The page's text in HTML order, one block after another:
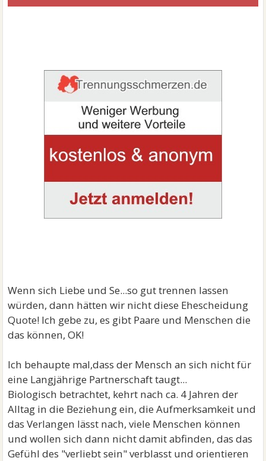
Wenn sich Liebe und Se...so gut trennen lassen
würden, dann hätten wir nicht diese Ehescheidung
Quote! Ich gebe zu, es gibt Paare und Menschen die
das können, OK!
Ich behaupte mal,dass der Mensch an sich nicht für
eine Langjährige Partnerschaft taugt...
Biologisch betrachtet, kehrt nach ca. 4 Jahren der
Alltag in die Beziehung ein, die Aufmerksamkeit und
das Verlangen lässt nach, viele Menschen können
und wollen sich dann nicht damit abfinden, das das
Gefühl des "verliebt sein" verblasst und orientieren